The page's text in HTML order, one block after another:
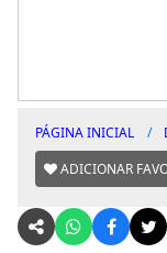
PÁGINA INICIAL
ADICIONAR